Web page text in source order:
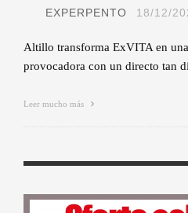
EXPERPENTO 18/12/
Altillo transforma ExVITA en
provocadora con un directo tan
Leer mucho más